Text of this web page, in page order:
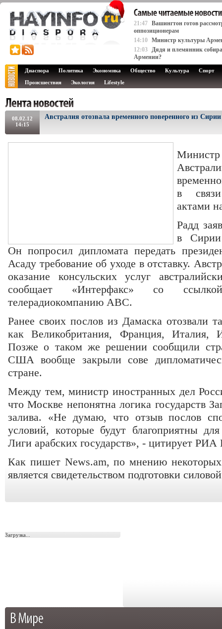
21:47 Вашингтон готов
оппозиционерам
14:10 Министр культуры
12:03 Дядя и племянник
Армении?
Диаспора Политика Экономика Общество Культура
Спорт
Происшествия
Экология Lifestyle
08.02.12
14:15
Австралия отозвала временного поверенного из Сирии
в
актами
Радд
в Сирии
Он попросил дипломата передать
Асаду требование об уходе в отставку.
оказание консульских услуг
сообщает «Интерфакс» со ссылкой
телерадиокомпанию ABC.
Ранее своих послов из Дамаска отозвали
как Великобритания, Франция, Италия,
Позже о таком же решении сообщили
США вообще закрыли сове
стране.
Между тем, министр иностранных дел
что Москве непонятна логика государств
залива. «Не думаю, что отзыв послов
условий, которые будут благоприятны
Лиги арабских государств», - цитирует РИА
Как пишет News.am, по мнению некоторых
является свидетельством подготовки
Загрузка...